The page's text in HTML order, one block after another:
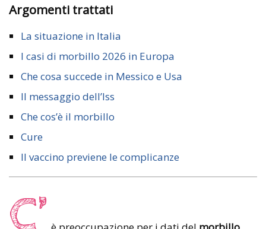
Argomenti trattati
La situazione in Italia
I casi di morbillo 2026 in Europa
Che cosa succede in Messico e Usa
Il messaggio dell’Iss
Che cos’è il morbillo
Cure
Il vaccino previene le complicanze
C’